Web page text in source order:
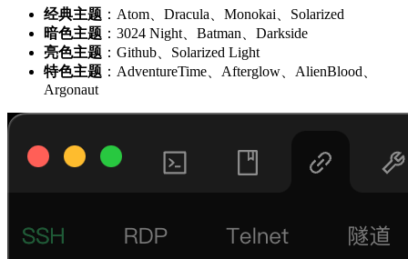
经典主题 ：Atom、Dracula、Monokai、Solarized
暗色主题 ：3024 Night、Batman、Darkside
亮色主题 ：Github、Solarized Light
特色主题 ：AdventureTime、Afterglow、AlienBlood、
Argonaut